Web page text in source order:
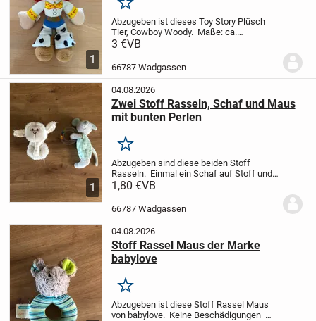
1
Merken
Abzugeben ist dieses Toy Story Plüsch
Tier, Cowboy Woody. Maße: ca.
25x20cm
möglich. Tierfreier Nichtraucher
Geld geht in...
3 €VB
66787 Wadgassen
1
04.08.2026
Zwei Stoff Rasseln, Schaf und Maus
mit bunten Perlen
Merken
Abzugeben sind diese beiden Stoff
Rasseln. Einmal ein Schaf auf Stoff und
eine Maus mit einem Ring mit bunten
für beide zusammen
1,80 €VB
66787 Wadgassen
04.08.2026
Stoff Rassel Maus der Marke
babylove
Merken
Abzugeben ist diese Stoff Rassel Maus
von babylove. Keine Beschädigungen